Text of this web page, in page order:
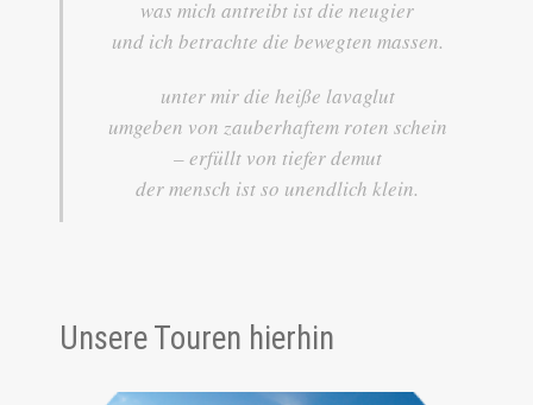
was mich antreibt ist die neugier
und ich betrachte die bewegten massen.
unter mir die heiße lavaglut
umgeben von zauberhaftem roten schein
– erfüllt von tiefer demut
der mensch ist so unendlich klein.
Unsere Touren hierhin